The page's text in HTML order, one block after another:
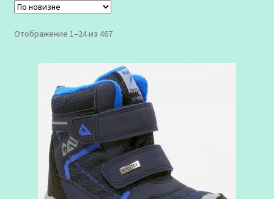
Отображение 1–24 из 467Сортировка: